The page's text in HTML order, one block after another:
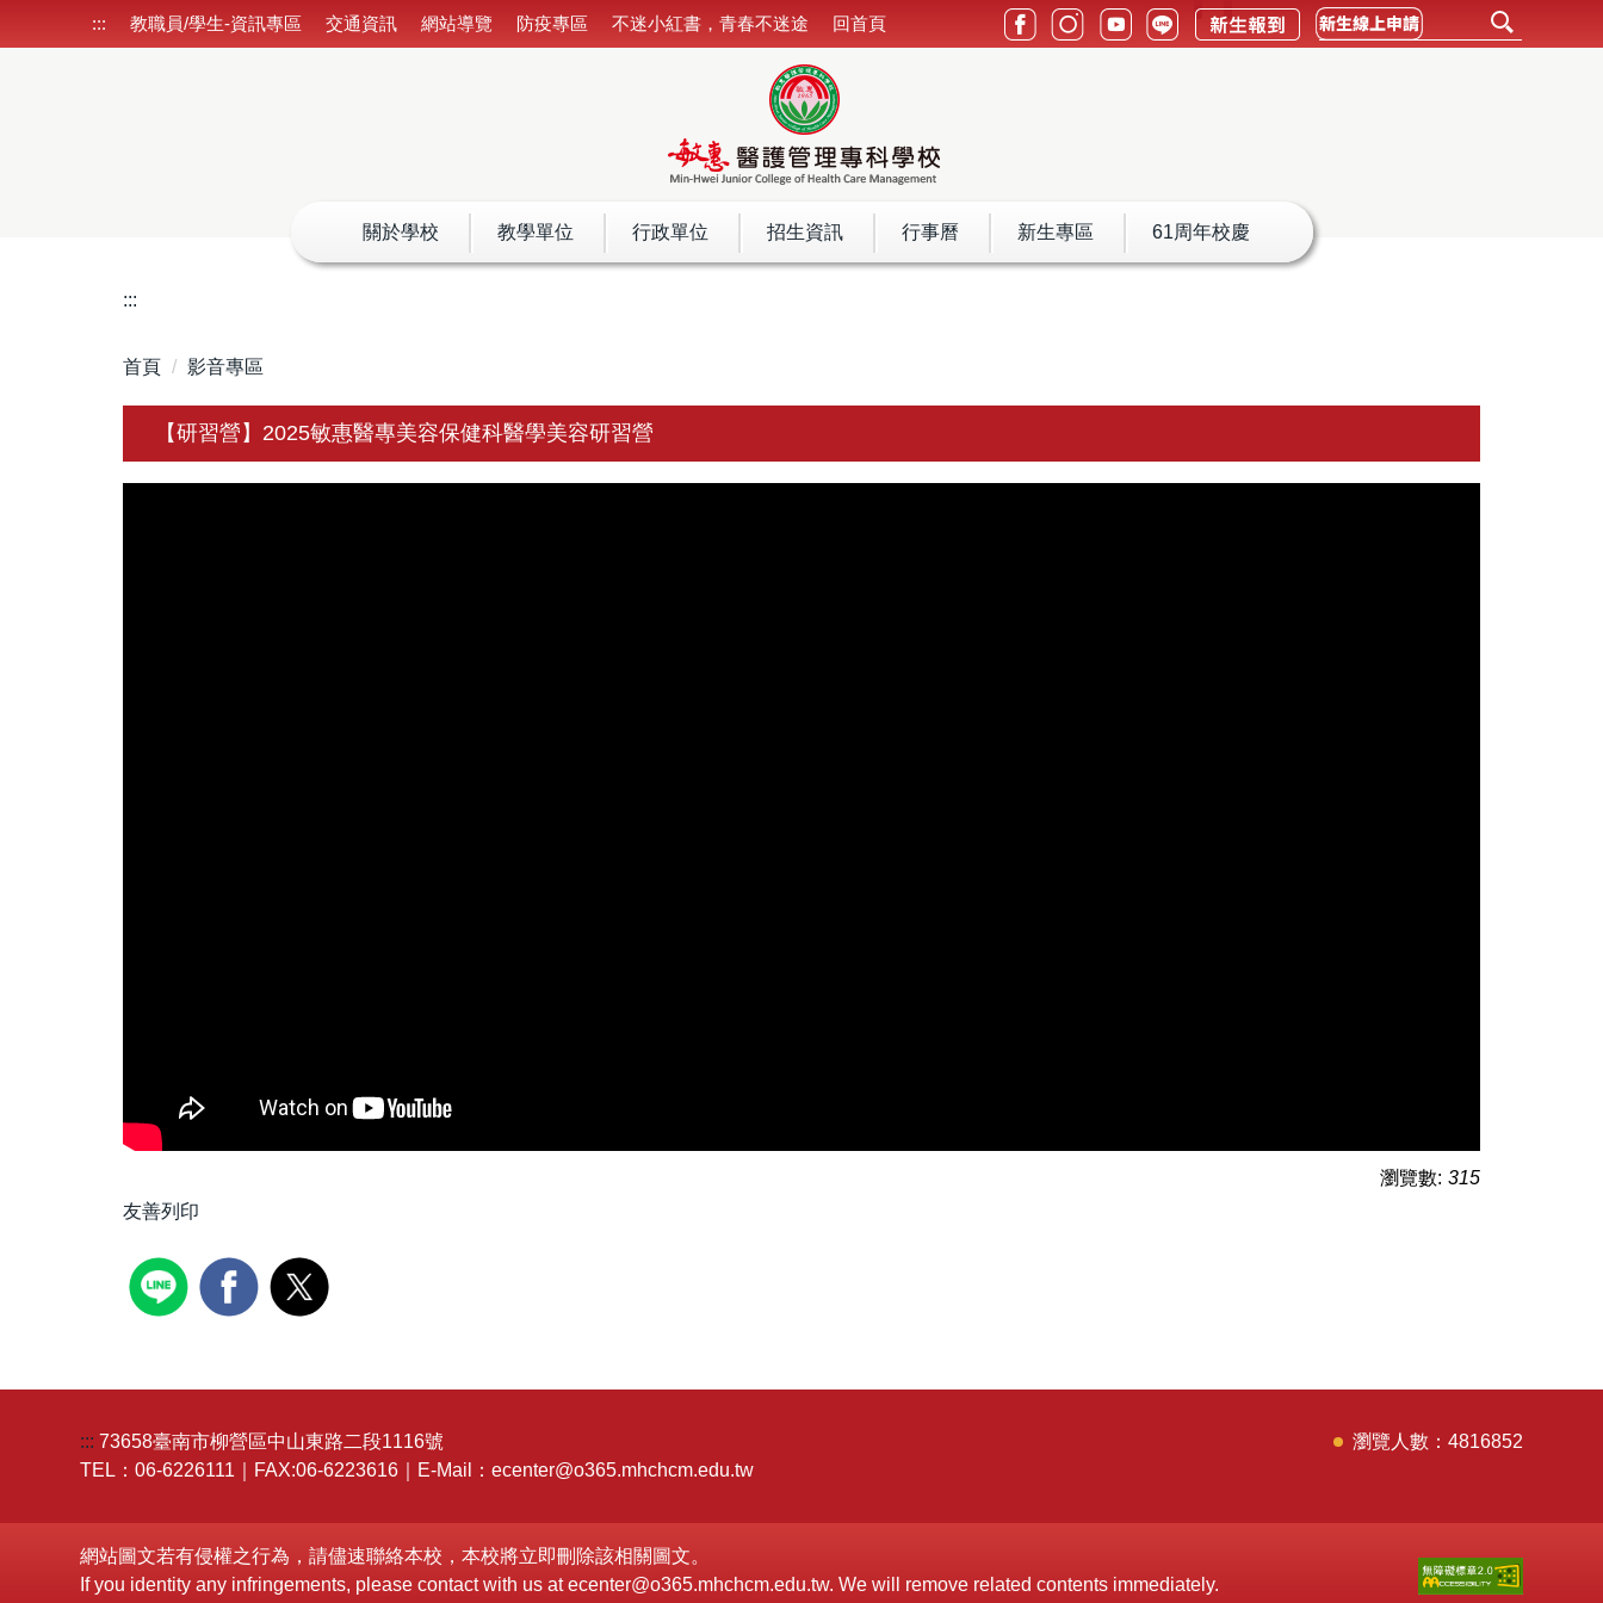
到
::: 教職員/學生-資訊專區 交通資訊 網站導覽 防疫專區 不迷小紅書，青春不迷途 回首頁
關於學校 教學單位 行政單位 招生資訊 行事曆 新生專區 61周年校慶
:::
首頁 影音專區
【研習營】2025敏惠醫專美容保健科醫學美容研習營
瀏覽數: 315
友善列印
4816852
::: 73658臺南市柳營區中山東路二段1116號
TEL：06-6226111｜FAX:06-6223616｜E-Mail：ecenter@o365.mhchcm.edu.tw
網站圖文若有侵權之行為，請儘速聯絡本校，本校將立即刪除該相關圖文。
If you identity any infringements, please contact with us at ecenter@o365.mhchcm.edu.tw. We will remove related contents immediately.